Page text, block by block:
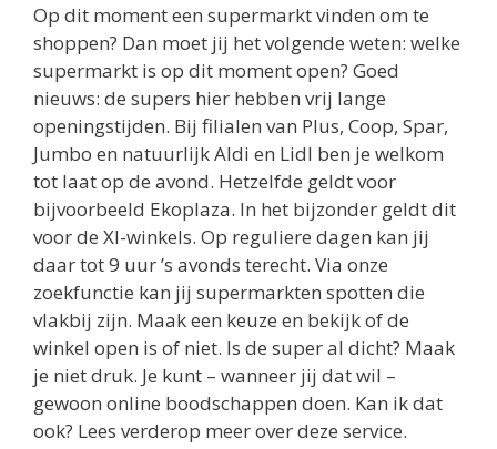
Op dit moment een supermarkt vinden om te
shoppen? Dan moet jij het volgende weten: welke
supermarkt is op dit moment open? Goed
nieuws: de supers hier hebben vrij lange
openingstijden. Bij filialen van Plus, Coop, Spar,
Jumbo en natuurlijk Aldi en Lidl ben je welkom
tot laat op de avond. Hetzelfde geldt voor
bijvoorbeeld Ekoplaza. In het bijzonder geldt dit
voor de Xl-winkels. Op reguliere dagen kan jij
daar tot 9 uur ’s avonds terecht. Via onze
zoekfunctie kan jij supermarkten spotten die
vlakbij zijn. Maak een keuze en bekijk of de
winkel open is of niet. Is de super al dicht? Maak
je niet druk. Je kunt – wanneer jij dat wil –
gewoon online boodschappen doen. Kan ik dat
ook? Lees verderop meer over deze service.